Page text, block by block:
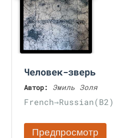
Человек-зверь
Автор: Эмиль Золя
French→Russian(B2)
Предпросмотр